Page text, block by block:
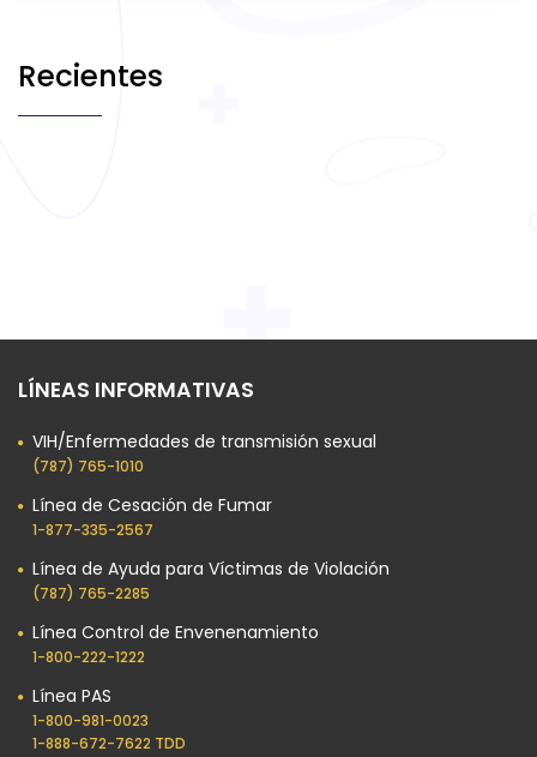
Recientes
LÍNEAS INFORMATIVAS
VIH/Enfermedades de transmisión sexual
(787) 765-1010
Línea de Cesación de Fumar
1-877-335-2567
Línea de Ayuda para Víctimas de Violación
(787) 765-2285
Línea Control de Envenenamiento
1-800-222-1222
Línea PAS
1-800-981-0023​
1-888-672-7622 TDD